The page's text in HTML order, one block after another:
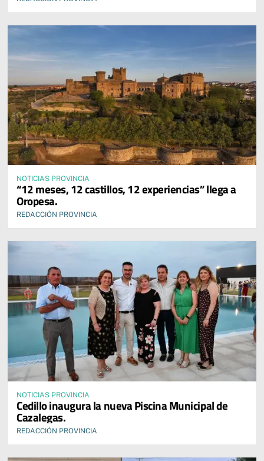
NOTICIAS PROVINCIA
“12 meses, 12 castillos, 12 experiencias” llega a
Oropesa.
REDACCIÓN PROVINCIA
NOTICIAS PROVINCIA
Cedillo inaugura la nueva Piscina Municipal de
Cazalegas.
REDACCIÓN PROVINCIA